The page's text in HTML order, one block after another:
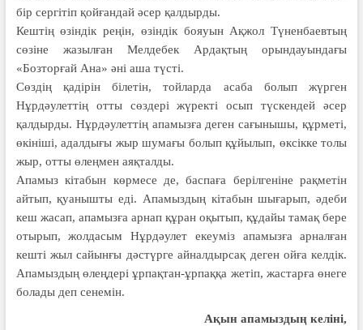
бір сергітіп қойғандай әсер қалдырды.
Кештің өзіндік реңін, өзіндік бояуын Ақжол Түненбаевтың
сөзіне жазылған Мелдебек Ардақтың орындауындағы
«Бозторғай Ана» әні аша түсті.
Сөздің қадірін білетін, тойларда асаба болып жүрген
Нұрдәулеттің отты сөздері жүректі осып түскендей әсер
қалдырды. Нұрдәулеттің апамызға деген сағынышы, құрметі,
өкініші, адалдығы жыр шумағы болып құйылып, өксікке толы
жыр, отты өлеңмен аяқталды.
Апамыз кітабын көрмесе де, баспаға берілгеніне рақметін
айтып, қуанышты еді. Апамыздың кітабын шығарып, әдеби
кеш жасап, апамызға арнап құран оқытып, құдайы тамақ бере
отырып, жолдасым Нұрдәулет екеуміз апамызға арналған
кешті жыл сайынғы дәстүрге айналдырсақ деген ойға келдік.
Апамыздың өлеңдері ұрпақтан-ұрпаққа жетіп, жастарға өнеге
болады деп сенемін.
Ақын апамыздың келіні,